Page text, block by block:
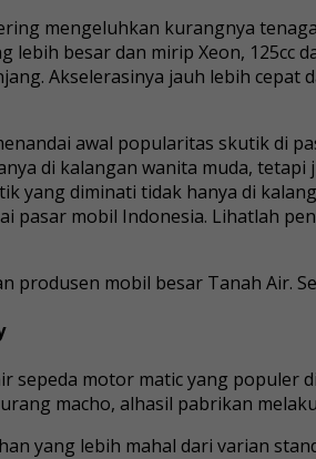
mengeluhkan kurangnya
lebih besar dan mirip Xeon, 125cc
Akselerasinya jauh lebih
awal popularitas skutik di
di kalangan wanita muda,
yang diminati tidak hanya di
pasar mobil Indonesia. Lihatlah
produsen mobil besar Tanah
sepeda motor matic yang populer
macho, alhasil pabrikan
yang lebih mahal dari varian